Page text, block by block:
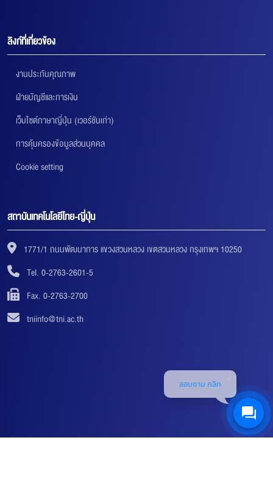
ลิงก์ที่เกี่ยวข้อง
งานประกันคุณภาพ
ฝ่ายบัญชีและการเงิน
เว็บไซต์ภาษาญี่ปุ่น (เวอร์ชันเก่า)
การคุ้มครองข้อมูลส่วนบุคคล
Cookie setting
สถาบันเทคโนโลยีไทย-ญี่ปุ่น
1771/1 ถนนพัฒนาการ แขวงสวนหลวง เขตสวนหลวง กรุงเทพฯ 10250
Tel. 0-2763-2601-5
Fax. 0-2763-2700
tniinfo@tni.ac.th
สอบถาม คลิก